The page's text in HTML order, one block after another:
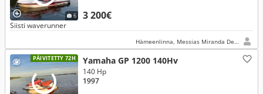
6 3 200€
Siisti waverunner
Hämeenlinna, Messias Miranda De Oliveira
PÄIVITETTY 72H Yamaha GP 1200 140Hv
140 Hp
1997